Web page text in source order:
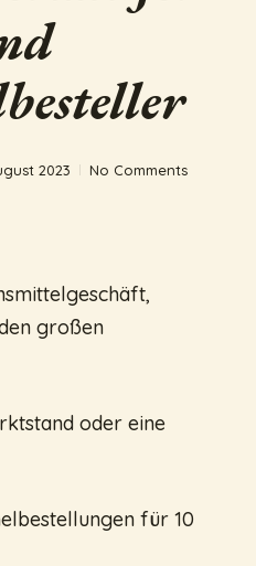
2023 No Comments
großen
oder eine
für 10